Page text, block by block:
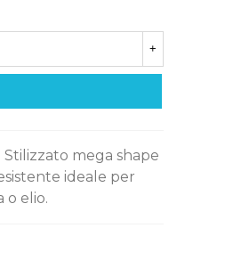
+
mega shape
ideale per
o elio.